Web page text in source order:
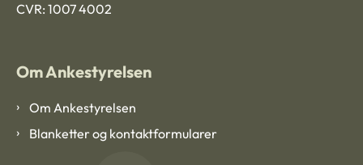
CVR: 1007 4002
Om Ankestyrelsen
Om Ankestyrelsen
Blanketter og kontaktformularer